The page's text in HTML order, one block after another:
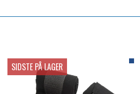
SIDSTE PÅ LAGER